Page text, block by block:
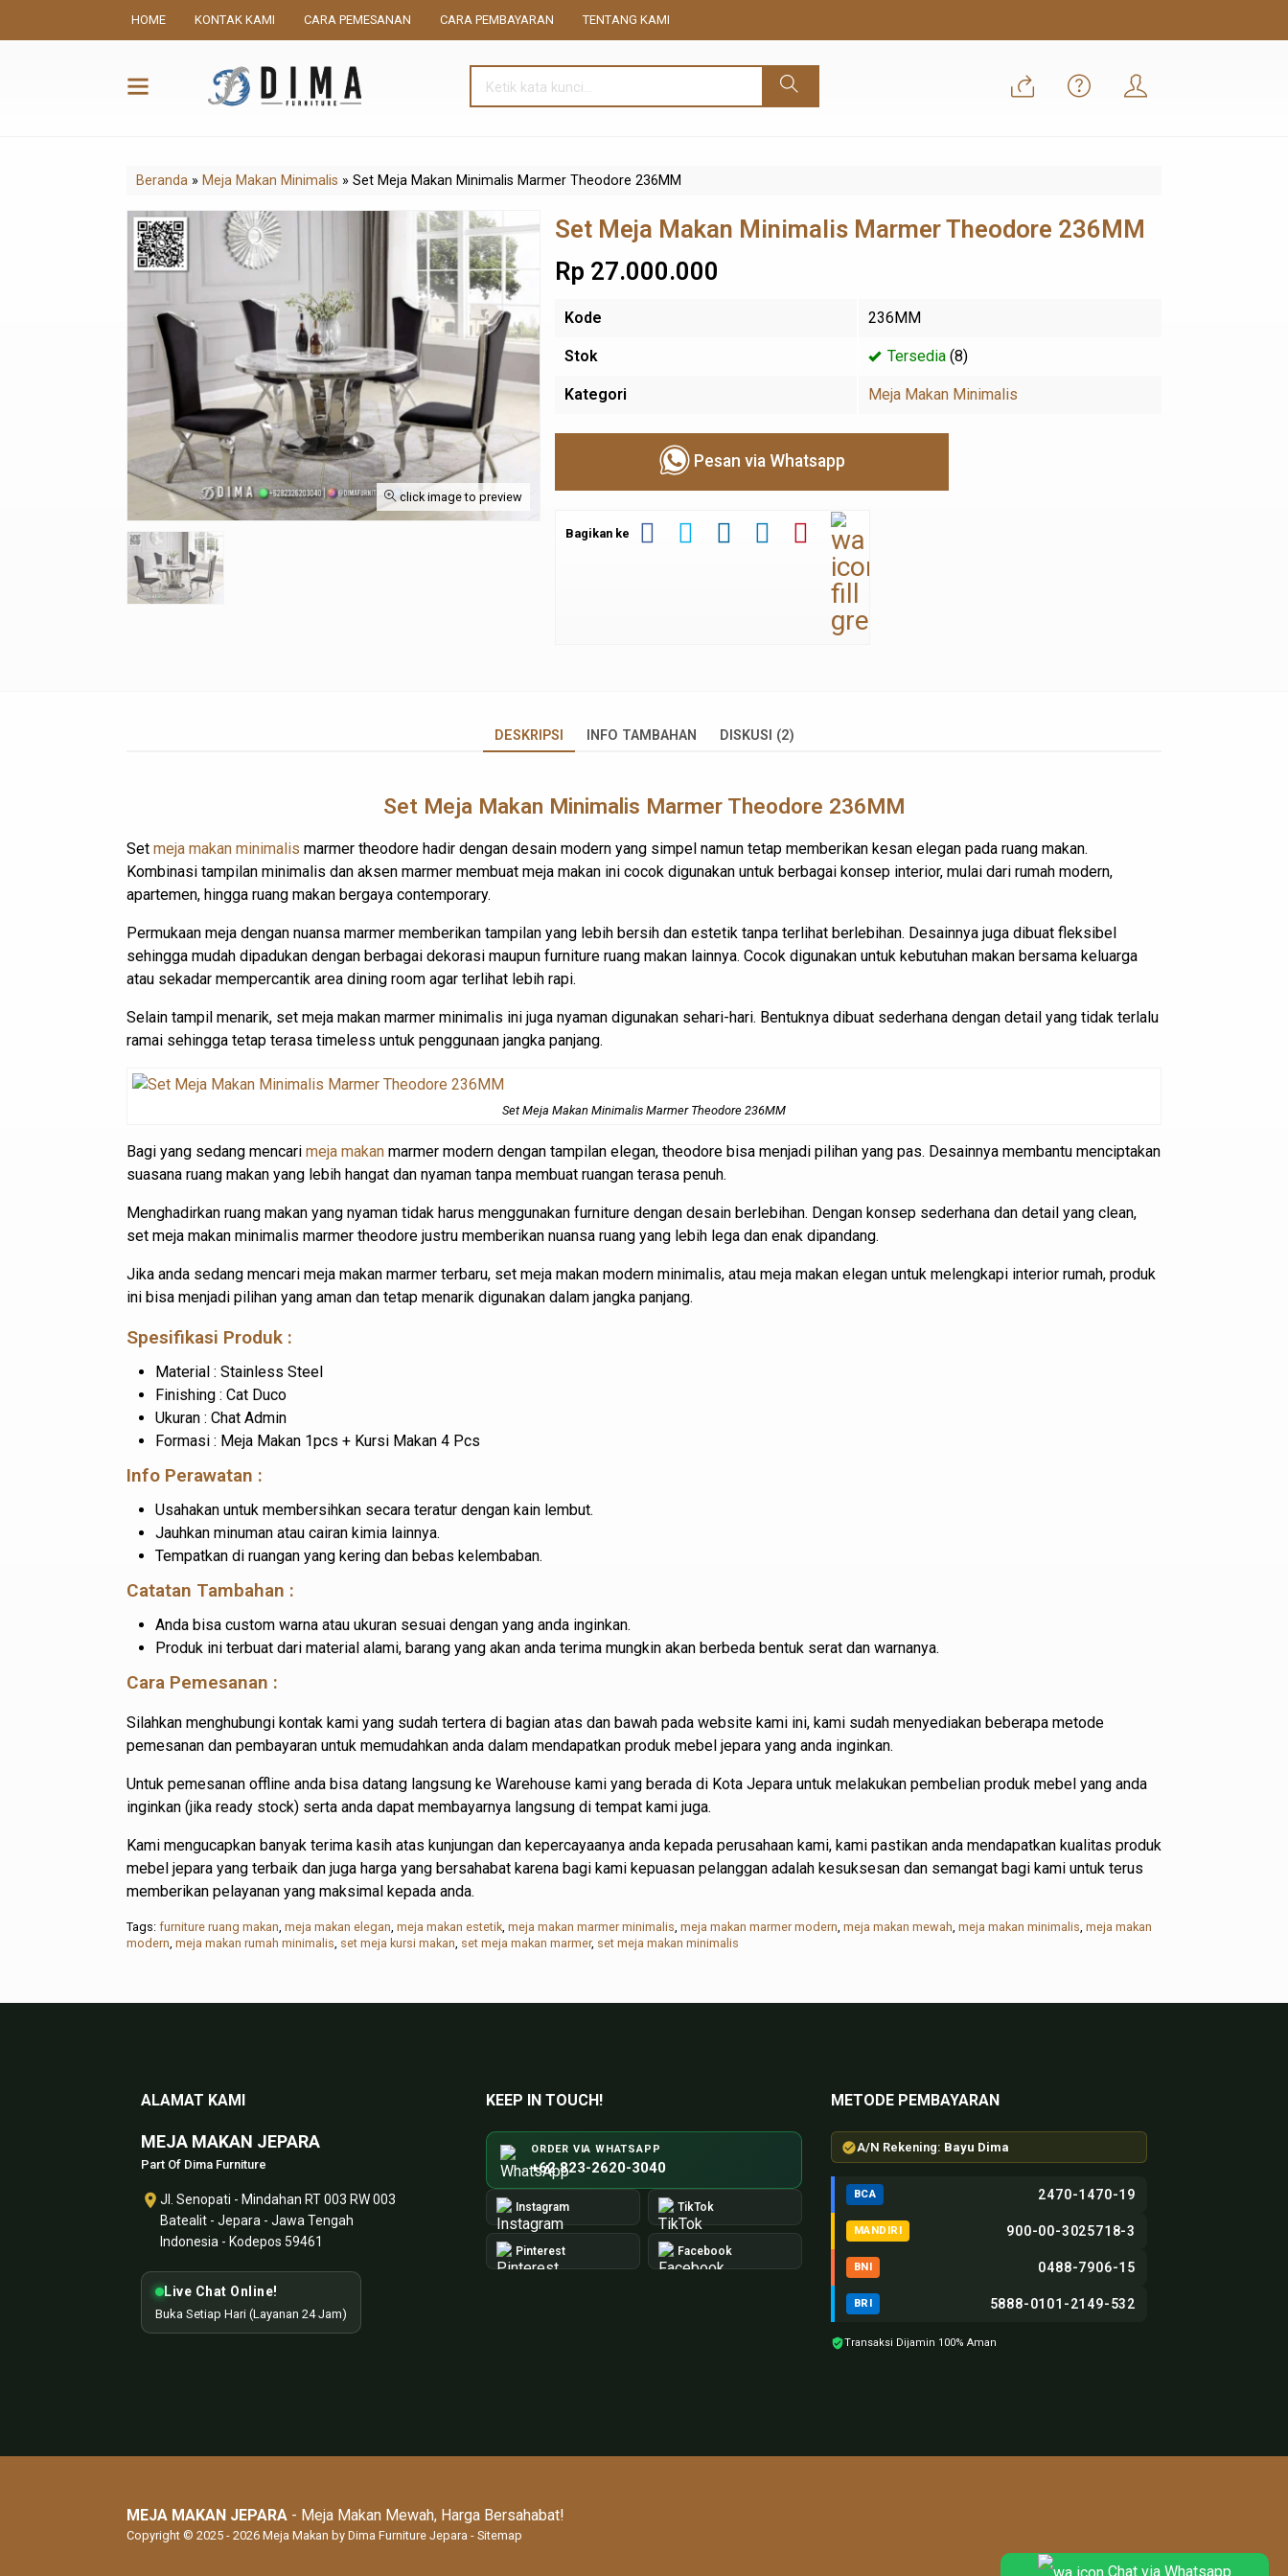
HOME KONTAK KAMI CARA PEMESANAN CARA PEMBAYARAN TENTANG KAMI
Beranda » Meja Makan Minimalis » Set Meja Makan Minimalis Marmer Theodore 236MM
click image to preview
Set Meja Makan Minimalis Marmer Theodore 236MM
Rp 27.000.000
Kode 236MM
Stok Tersedia (8)
Kategori Meja Makan Minimalis
Pesan via Whatsapp
Bagikan ke
DESKRIPSI INFO TAMBAHAN DISKUSI (2)
Set Meja Makan Minimalis Marmer Theodore 236MM
Set meja makan minimalis marmer theodore hadir dengan desain modern yang simpel namun tetap memberikan kesan elegan pada ruang makan.
Kombinasi tampilan minimalis dan aksen marmer membuat meja makan ini cocok digunakan untuk berbagai konsep interior, mulai dari rumah modern,
apartemen, hingga ruang makan bergaya contemporary.
Permukaan meja dengan nuansa marmer memberikan tampilan yang lebih bersih dan estetik tanpa terlihat berlebihan. Desainnya juga dibuat fleksibel
sehingga mudah dipadukan dengan berbagai dekorasi maupun furniture ruang makan lainnya. Cocok digunakan untuk kebutuhan makan bersama keluarga
atau sekadar mempercantik area dining room agar terlihat lebih rapi.
Selain tampil menarik, set meja makan marmer minimalis ini juga nyaman digunakan sehari-hari. Bentuknya dibuat sederhana dengan detail yang tidak terlalu
ramai sehingga tetap terasa timeless untuk penggunaan jangka panjang.
Set Meja Makan Minimalis Marmer Theodore 236MM
Bagi yang sedang mencari meja makan marmer modern dengan tampilan elegan, theodore bisa menjadi pilihan yang pas. Desainnya membantu menciptakan
suasana ruang makan yang lebih hangat dan nyaman tanpa membuat ruangan terasa penuh.
Menghadirkan ruang makan yang nyaman tidak harus menggunakan furniture dengan desain berlebihan. Dengan konsep sederhana dan detail yang clean,
set meja makan minimalis marmer theodore justru memberikan nuansa ruang yang lebih lega dan enak dipandang.
Jika anda sedang mencari meja makan marmer terbaru, set meja makan modern minimalis, atau meja makan elegan untuk melengkapi interior rumah, produk
ini bisa menjadi pilihan yang aman dan tetap menarik digunakan dalam jangka panjang.
Spesifikasi Produk :
Material : Stainless Steel
Finishing : Cat Duco
Ukuran : Chat Admin
Formasi : Meja Makan 1pcs + Kursi Makan 4 Pcs
Info Perawatan :
Usahakan untuk membersihkan secara teratur dengan kain lembut.
Jauhkan minuman atau cairan kimia lainnya.
Tempatkan di ruangan yang kering dan bebas kelembaban.
Catatan Tambahan :
Anda bisa custom warna atau ukuran sesuai dengan yang anda inginkan.
Produk ini terbuat dari material alami, barang yang akan anda terima mungkin akan berbeda bentuk serat dan warnanya.
Cara Pemesanan :
Silahkan menghubungi kontak kami yang sudah tertera di bagian atas dan bawah pada website kami ini, kami sudah menyediakan beberapa metode
pemesanan dan pembayaran untuk memudahkan anda dalam mendapatkan produk mebel jepara yang anda inginkan.
Untuk pemesanan offline anda bisa datang langsung ke Warehouse kami yang berada di Kota Jepara untuk melakukan pembelian produk mebel yang anda
inginkan (jika ready stock) serta anda dapat membayarnya langsung di tempat kami juga.
Kami mengucapkan banyak terima kasih atas kunjungan dan kepercayaanya anda kepada perusahaan kami, kami pastikan anda mendapatkan kualitas produk
mebel jepara yang terbaik dan juga harga yang bersahabat karena bagi kami kepuasan pelanggan adalah kesuksesan dan semangat bagi kami untuk terus
memberikan pelayanan yang maksimal kepada anda.
Tags: furniture ruang makan, meja makan elegan, meja makan estetik, meja makan marmer minimalis, meja makan marmer modern, meja makan mewah, meja makan minimalis, meja makan
modern, meja makan rumah minimalis, set meja kursi makan, set meja makan marmer, set meja makan minimalis
ALAMAT KAMI
MEJA MAKAN JEPARA
Part Of Dima Furniture
Jl. Senopati - Mindahan RT 003 RW 003
Batealit - Jepara - Jawa Tengah
Indonesia - Kodepos 59461
Live Chat Online!
Buka Setiap Hari (Layanan 24 Jam)
KEEP IN TOUCH!
ORDER VIA WHATSAPP
+62 823-2620-3040
Instagram TikTok
Pinterest Facebook
METODE PEMBAYARAN
A/N Rekening: Bayu Dima
BCA 2470-1470-19
MANDIRI 900-00-3025718-3
BNI 0488-7906-15
BRI 5888-0101-2149-532
Transaksi Dijamin 100% Aman
MEJA MAKAN JEPARA - Meja Makan Mewah, Harga Bersahabat!
Copyright © 2025 - 2026 Meja Makan by Dima Furniture Jepara - Sitemap
Chat via Whatsapp